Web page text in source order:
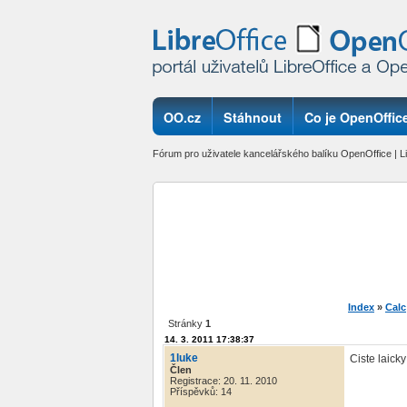
OO.cz Stáhnout Co je
Fórum pro uživatele kancelářského balíku OpenOffice |
Index » Calc
Stránky 1
14. 3. 2011 17:38:37
1luke
Člen
Registrace: 20. 11. 2010
Příspěvků: 14
Ciste